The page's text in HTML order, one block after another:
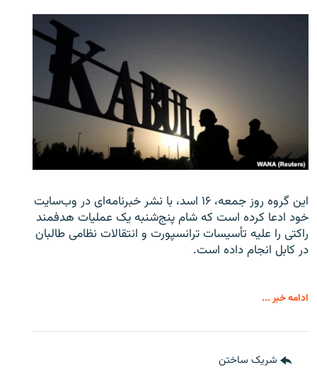
این گروه روز جمعه، ۱۶ اسد، با نشر خبرنامه‌ای در وب‌سایت
خود ادعا کرده است که شام پنج‌شنبه یک عملیات هدفمند
راکتی را علیه تأسیسات ترانسپورت و انتقالات نظامی طالبان
در کابل انجام داده است.
ادامه خبر ...
شریک ساختن